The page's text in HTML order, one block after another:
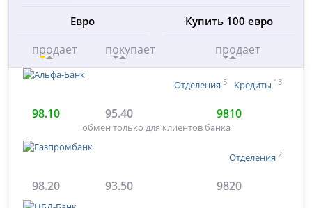
Евро
продает покупает
Купить 100 евро
продает
Отделения 5 Кредиты 13
98.10 95.40 9810
обмен только для клиентов банка
Отделения 2
98.20 93.50 9820